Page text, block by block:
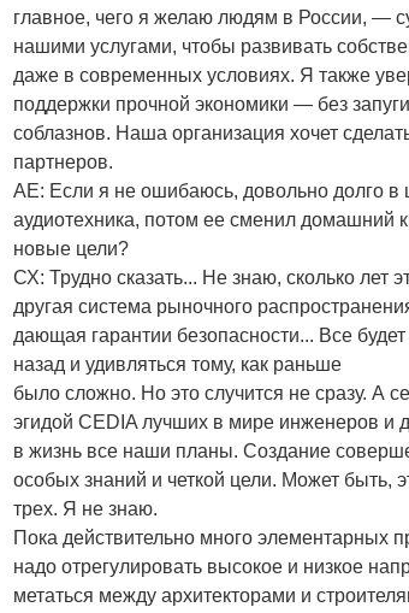
главное, чего я желаю людям в России, —
нашими услугами, чтобы развивать
даже в современных условиях. Я также
поддержки прочной экономики — без
соблазнов. Наша организация хочет
партнеров.
АЕ: Если я не ошибаюсь, довольно долго в
аудиотехника, потом ее сменил домашний
новые цели?
СХ: Трудно сказать... Не знаю, сколько лет
другая система рыночного
дающая гарантии безопасности... Все
назад и удивляться тому, как раньше
было сложно. Но это случится не сразу. А
эгидой CEDIA лучших в мире инженеров и
в жизнь все наши планы. Создание
особых знаний и четкой цели. Может быть,
трех. Я не знаю.
Пока действительно много элементарных
надо отрегулировать высокое и низкое
метаться между архитекторами и